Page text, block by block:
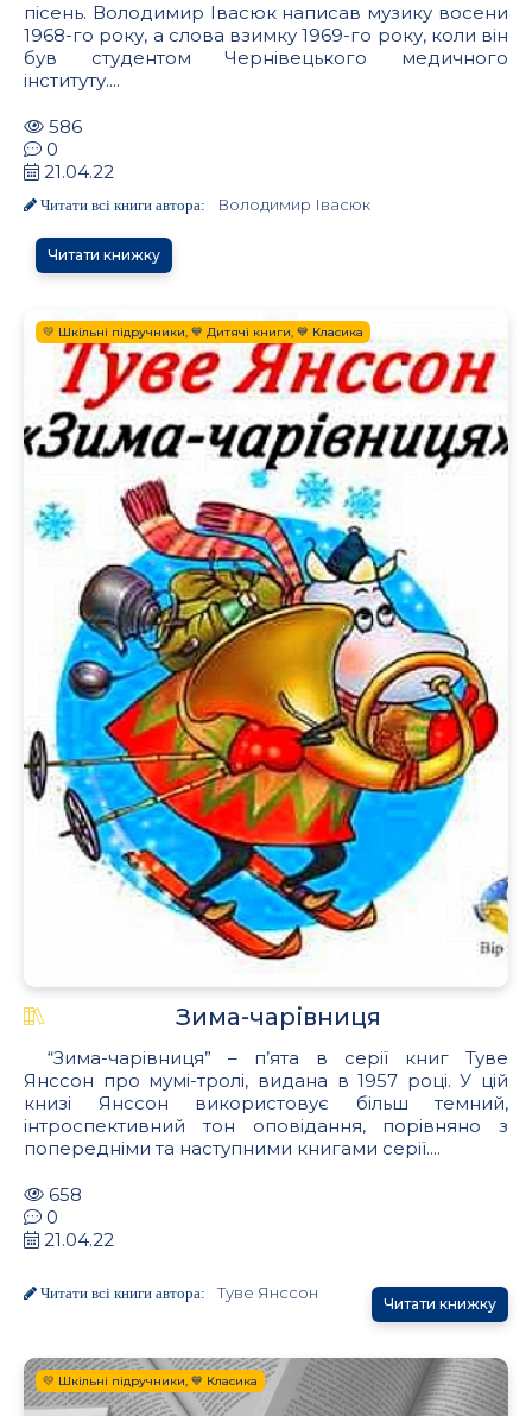
пісень. Володимир Івасюк написав музику восени
1968-го року, а слова взимку 1969-го року, коли він
був студентом Чернівецького медичного
інституту....
586
0
21.04.22
Читати всі книги автора: Володимир Івасюк
Читати книжку
💛 Шкільні підручники, 💙 Дитячі книги, 💙 Класика
Зима-чарівниця
“Зима-чарівниця” – п’ята в серії книг Туве
Янссон про мумі-тролі, видана в 1957 році. У цій
книзі Янссон використовує більш темний,
інтроспективний тон оповідання, порівняно з
попередніми та наступними книгами серії....
658
0
21.04.22
Читати всі книги автора: Туве Янссон
Читати книжку
💛 Шкільні підручники, 💙 Класика